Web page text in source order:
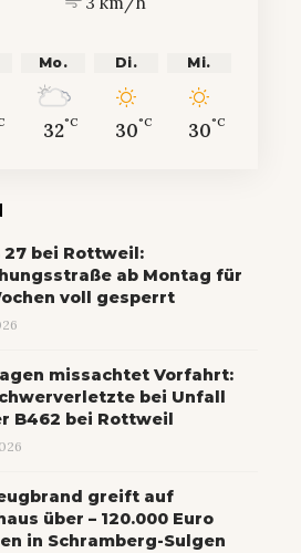
Mo.
32°C
Di.
30°C
Mi.
30°C
27 bei Rottweil:
ab Montag für
voll gesperrt
missachtet Vorfahrt:
bei Unfall
B462 bei Rottweil
greift auf
über – 120.000 Euro
in Schramberg-Sulgen